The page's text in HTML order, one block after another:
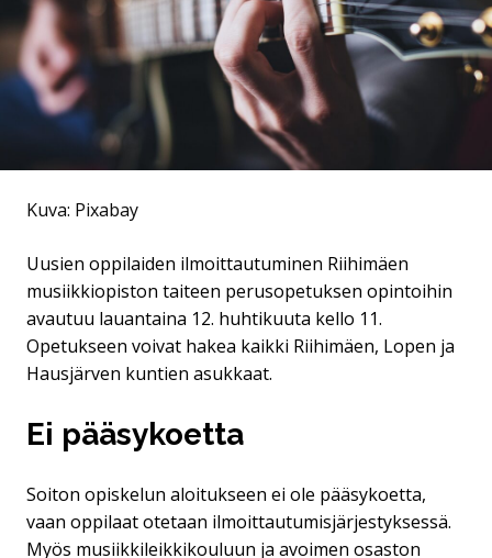
Kuva: Pixabay
Uusien oppilaiden ilmoittautuminen Riihimäen
musiikkiopiston taiteen perusopetuksen opintoihin
avautuu lauantaina 12. huhtikuuta kello 11.
Opetukseen voivat hakea kaikki Riihimäen, Lopen ja
Hausjärven kuntien asukkaat.
Ei pääsykoetta
Soiton opiskelun aloitukseen ei ole pääsykoetta,
vaan oppilaat otetaan ilmoittautumisjärjestyksessä.
Myös musiikkileikkikouluun ja avoimen osaston